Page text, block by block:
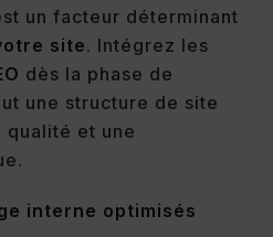
un facteur déterminant
site. Intégrez les
dès la phase de
une structure de site
qualité et une
interne optimisés